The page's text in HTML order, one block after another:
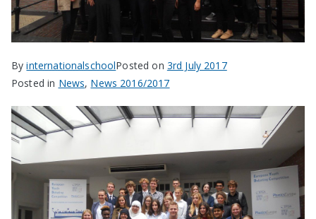
ByinternationalschoolPosted on 3rd July 2017
Posted in News, News 2016/2017